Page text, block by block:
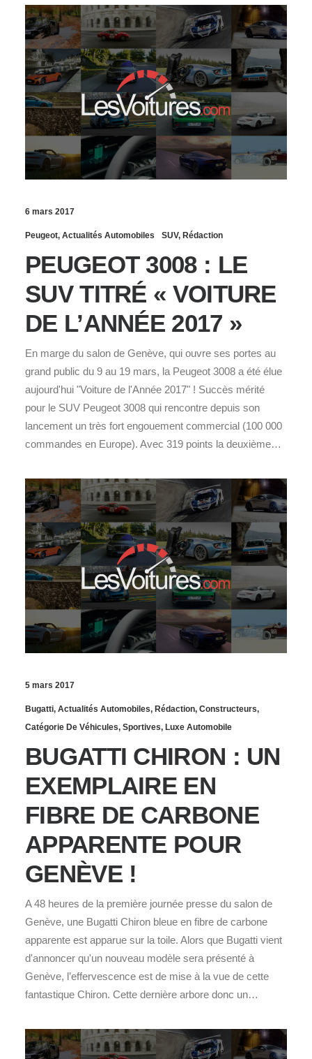
6 mars 2017
Peugeot, Actualités Automobiles SUV, Rédaction
PEUGEOT 3008 : LE
SUV TITRÉ « VOITURE
DE L’ANNÉE 2017 »
En marge du salon de Genève, qui ouvre ses portes au
grand public du 9 au 19 mars, la Peugeot 3008 a été élue
aujourd'hui "Voiture de l'Année 2017" ! Succès mérité
pour le SUV Peugeot 3008 qui rencontre depuis son
lancement un très fort engouement commercial (100 000
commandes en Europe). Avec 319 points la deuxième…
5 mars 2017
Bugatti, Actualités Automobiles, Rédaction, Constructeurs,
Catégorie De Véhicules, Sportives, Luxe Automobile
BUGATTI CHIRON : UN
EXEMPLAIRE EN
FIBRE DE CARBONE
APPARENTE POUR
GENÈVE !
A 48 heures de la première journée presse du salon de
Genève, une Bugatti Chiron bleue en fibre de carbone
apparente est apparue sur la toile. Alors que Bugatti vient
d'annoncer qu'un nouveau modèle sera présenté à
Genève, l’effervescence est de mise à la vue de cette
fantastique Chiron. Cette dernière arbore donc un…